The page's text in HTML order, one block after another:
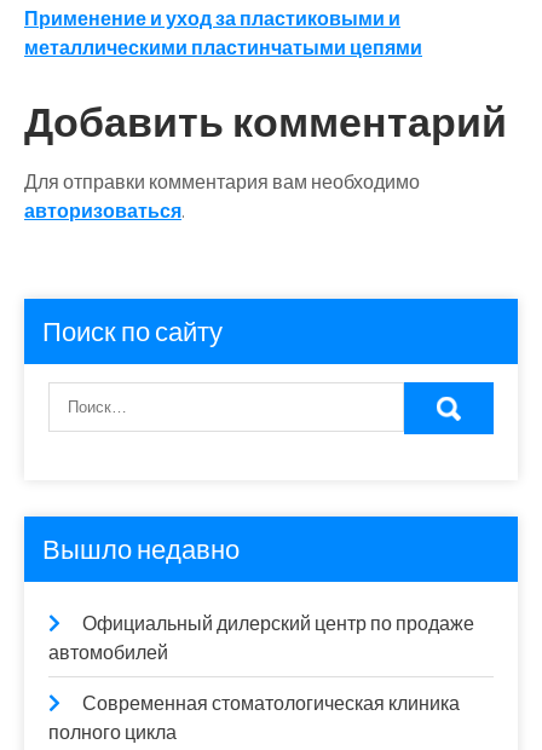
по
записям
Применение и уход за пластиковыми и
металлическими пластинчатыми цепями
Добавить комментарий
Для отправки комментария вам необходимо
авторизоваться.
Поиск по сайту
Вышло недавно
Официальный дилерский центр по продаже
автомобилей
Современная стоматологическая клиника
полного цикла